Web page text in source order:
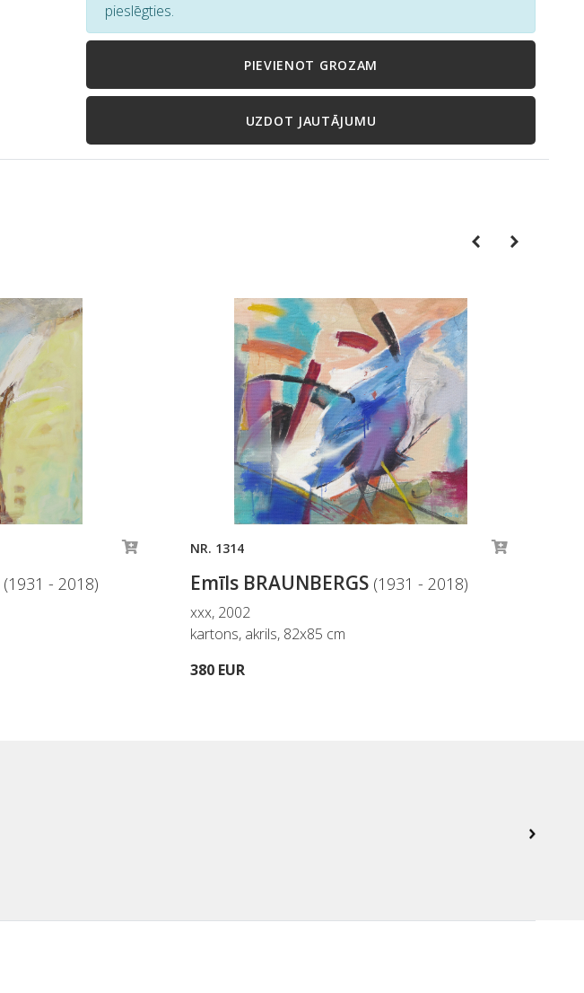
pieslēgties.
PIEVIENOT GROZAM
UZDOT JAUTĀJUMU
PreviousNext
(1931 - 2018)
NR. 1314
Emīls BRAUNBERGS (1931 - 2018)
xxx, 2002
kartons, akrils, 82x85 cm
380 EUR